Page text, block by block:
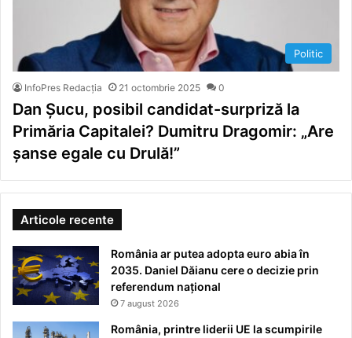
Politic
InfoPres Redacția 21 octombrie 2025 0
Dan Șucu, posibil candidat-surpriză la
Primăria Capitalei? Dumitru Dragomir: „Are
șanse egale cu Drulă!”
Articole recente
România ar putea adopta euro abia în
2035. Daniel Dăianu cere o decizie prin
referendum național
7 august 2026
România, printre liderii UE la scumpirile